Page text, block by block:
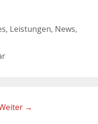
, Leistungen, News,
→